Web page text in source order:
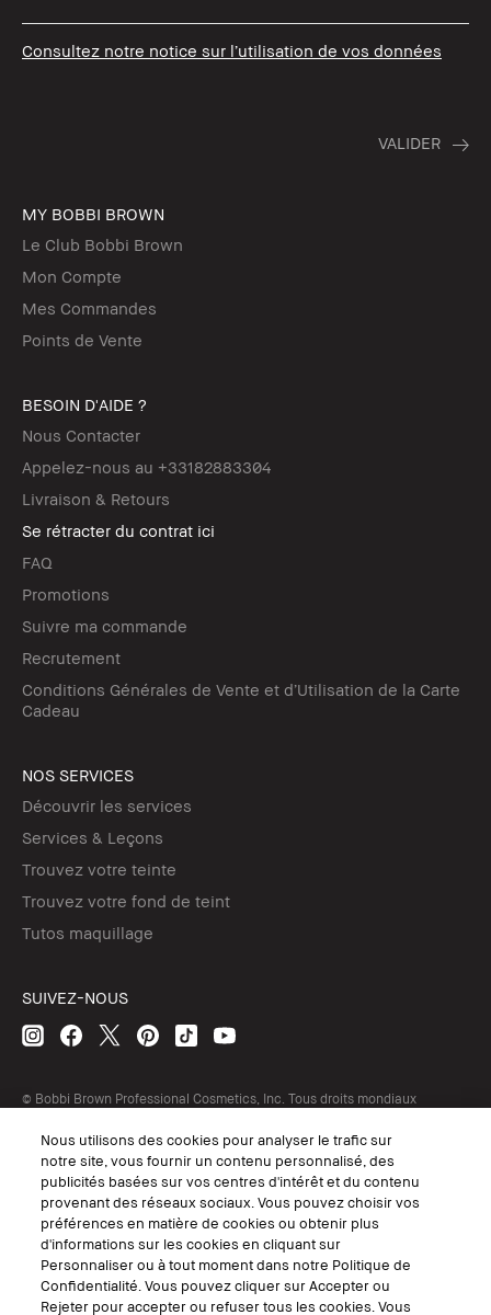
Consultez notre notice sur l’utilisation de vos données
MY BOBBI BROWN
Le Club Bobbi Brown
Mon Compte
Mes Commandes
Points de Vente
BESOIN D'AIDE ?
Nous Contacter
Appelez-nous au +33182883304
Livraison & Retours
Se rétracter du contrat ici
FAQ
Promotions
Suivre ma commande
Recrutement
Conditions Générales de Vente et d’Utilisation de la Carte
Cadeau
NOS SERVICES
Découvrir les services
Services & Leçons
Trouvez votre teinte
Trouvez votre fond de teint
Tutos maquillage
SUIVEZ-NOUS
© Bobbi Brown Professional Cosmetics, Inc. Tous droits mondiaux
Conditions Générales de Vente
Conditions Générales d'Utilisation
Politique de Confidentialité
Accessibilité ou Distribution
Consignes de tri
Gérer les Cookies
Nous utilisons des cookies pour analyser le trafic sur
notre site, vous fournir un contenu personnalisé, des
publicités basées sur vos centres d'intérêt et du contenu
provenant des réseaux sociaux. Vous pouvez choisir vos
préférences en matière de cookies ou obtenir plus
d'informations sur les cookies en cliquant sur
Personnaliser ou à tout moment dans notre Politique de
Confidentialité. Vous pouvez cliquer sur Accepter ou
Rejeter pour accepter ou refuser tous les cookies. Vous